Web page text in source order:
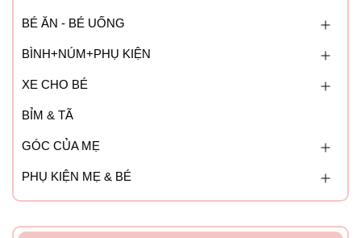
BÉ ĂN - BÉ UỐNG
BÌNH+NÚM+PHỤ KIỆN
XE CHO BÉ
BỈM & TÃ
GÓC CỦA MẸ
PHỤ KIỆN MẸ & BÉ